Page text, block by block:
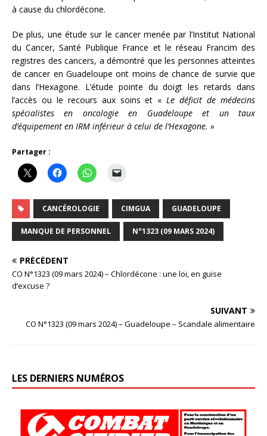
à cause du chlordécone.
De plus, une étude sur le cancer menée par l’Institut National
du Cancer, Santé Publique France et le réseau Francim des
registres des cancers, a démontré que les personnes atteintes
de cancer en Guadeloupe ont moins de chance de survie que
dans l’Hexagone. L’étude pointe du doigt les retards dans
l’accès ou le recours aux soins et «Le déficit de médecins
spécialistes en oncologie en Guadeloupe et un taux
d’équipement en IRM inférieur à celui de l’Hexagone. »
Partager :
CANCÉROLOGIE CIMGUA GUADELOUPE
MANQUE DE PERSONNEL N°1323 (09 MARS 2024)
PRÉCÉDENT
CO N°1323 (09 mars 2024) – Chlordécone : une loi, en guise
d’excuse ?
SUIVANT
CO N°1323 (09 mars 2024) – Guadeloupe – Scandale alimentaire
LES DERNIERS NUMÉROS